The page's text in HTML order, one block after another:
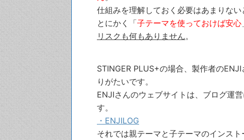
仕組みを理解しておく必要はあまりない
とにかく「子テーマを使っておけば安心
リスクも何もありません。
STINGER PLUS+の場合、製作者の
りがたいです。
ENJIさんのウェブサイトは、ブログ運
す。
・ENJILOG
それでは親テーマと子テーマのインスト